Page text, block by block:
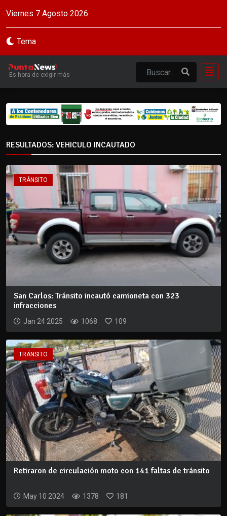
Viernes 7 Agosto 2026
Tema
Es hora de exigir más
RESULTADOS: VEHICULO INCAUTADO
TRÁNSITO
San Carlos: Tránsito incautó camioneta con 323
infracciones
Jan 24 2025 1068 109
TRÁNSITO
Retiraron de circulación moto con 141 faltas de tránsito
May 10 2024 1378 181